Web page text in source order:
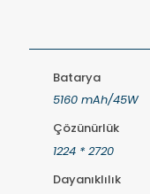
Batarya
5160 mAh/45W
Çözünürlük
1224 * 2720
Dayanıklılık